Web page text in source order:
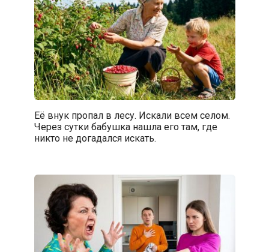
Её внук пропал в лесу. Искали всем селом.
Через сутки бабушка нашла его там, где
никто не догадался искать.